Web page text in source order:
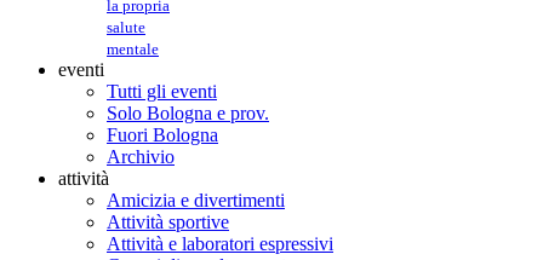
la propria
salute
mentale
eventi
Tutti gli eventi
Solo Bologna e prov.
Fuori Bologna
Archivio
attività
Amicizia e divertimenti
Attività sportive
Attività e laboratori espressivi